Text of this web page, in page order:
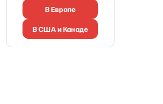
В Европе
В США и Канаде